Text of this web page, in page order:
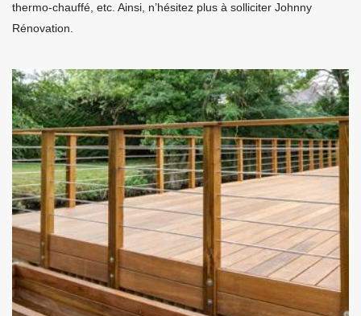
thermo-chauffé, etc. Ainsi, n’hésitez plus à solliciter Johnny
Rénovation.